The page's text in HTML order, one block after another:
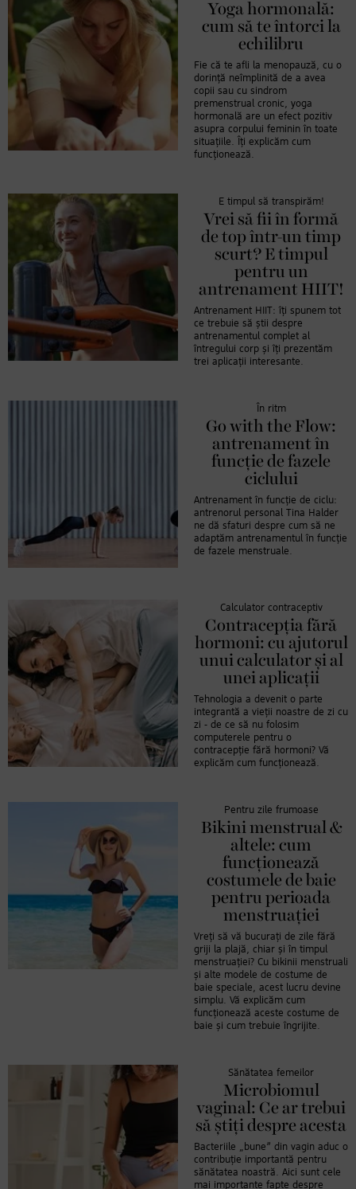
Yoga hormonală:
cum să te întorci la
echilibru
Fie că te afli la menopauză, cu o
dorință neîmplinită de a avea
copii sau cu sindrom
premenstrual cronic, yoga
hormonală are un efect pozitiv
asupra corpului feminin în toate
situațiile. Îți explicăm cum
funcționează.
E timpul să transpirăm!
Vrei să fii în formă
de top într-un timp
scurt? E timpul
pentru un
antrenament HIIT!
Antrenament HIIT: îți spunem tot
ce trebuie să știi despre
antrenamentul complet al
întregului corp și îți prezentăm
trei aplicații interesante.
În ritm
Go with the Flow:
antrenament în
funcție de fazele
ciclului
Antrenament în funcție de ciclu:
antrenorul personal Tina Halder
ne dă sfaturi despre cum să ne
adaptăm antrenamentul în funcție
de fazele menstruale.
Calculator contraceptiv
Contracepția fără
hormoni: cu ajutorul
unui calculator și al
unei aplicații
Tehnologia a devenit o parte
integrantă a vieții noastre de zi cu
zi - de ce să nu folosim
computerele pentru o
contracepție fără hormoni? Vă
explicăm cum funcționează.
Pentru zile frumoase
Bikini menstrual &
altele: cum
funcționează
costumele de baie
pentru perioada
menstruației
Vreți să vă bucurați de zile fără
griji la plajă, chiar și în timpul
menstruației? Cu bikinii menstruali
și alte modele de costume de
baie speciale, acest lucru devine
simplu. Vă explicăm cum
funcționează aceste costume de
baie și cum trebuie îngrijite.
Sănătatea femeilor
Microbiomul
vaginal: Ce ar trebui
să știți despre acesta
Bacteriile „bune” din vagin aduc o
contribuție importantă pentru
sănătatea noastră. Aici sunt cele
mai importante fapte despre